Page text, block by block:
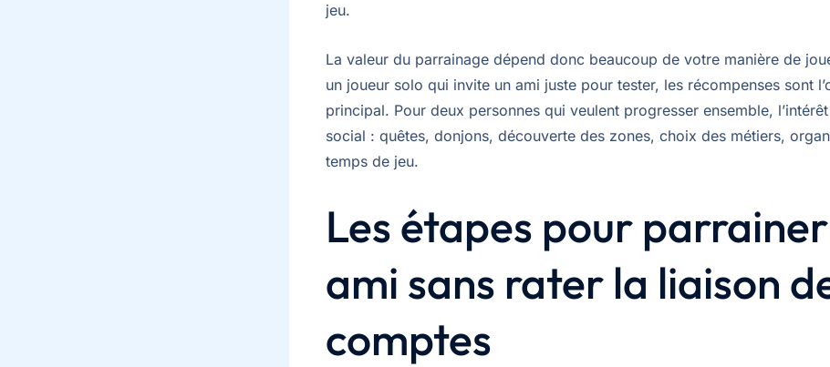
jeu.
La valeur du parrainage dépend donc beaucoup de votre manière de
un joueur solo qui invite un ami juste pour tester, les récompenses sont
principal. Pour deux personnes qui veulent progresser ensemble,
social : quêtes, donjons, découverte des zones, choix des métiers,
temps de jeu.
Les étapes pour
ami sans rater la liaison
comptes